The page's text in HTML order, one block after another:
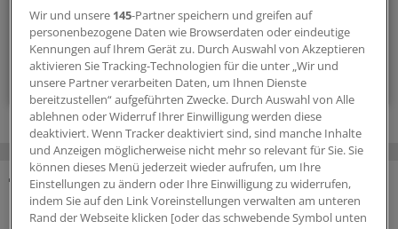
14-tägig, donnerstags
Zum Abonnieren bitte anmelden
MEHR ZUM THEMA
Wir und unsere 145-Partner speichern und greifen auf
personenbezogene Daten wie Browserdaten oder eindeutige
Kennungen auf Ihrem Gerät zu. Durch Auswahl von Akzeptieren
aktivieren Sie Tracking-Technologien für die unter „Wir und
unsere Partner verarbeiten Daten, um Ihnen Dienste
bereitzustellen“ aufgeführten Zwecke. Durch Auswahl von Alle
ablehnen oder Widerruf Ihrer Einwilligung werden diese
deaktiviert. Wenn Tracker deaktiviert sind, sind manche Inhalte
und Anzeigen möglicherweise nicht mehr so relevant für Sie. Sie
können dieses Menü jederzeit wieder aufrufen, um Ihre
Einstellungen zu ändern oder Ihre Einwilligung zu widerrufen,
indem Sie auf den Link Voreinstellungen verwalten am unteren
Rand der Webseite klicken [oder das schwebende Symbol unten